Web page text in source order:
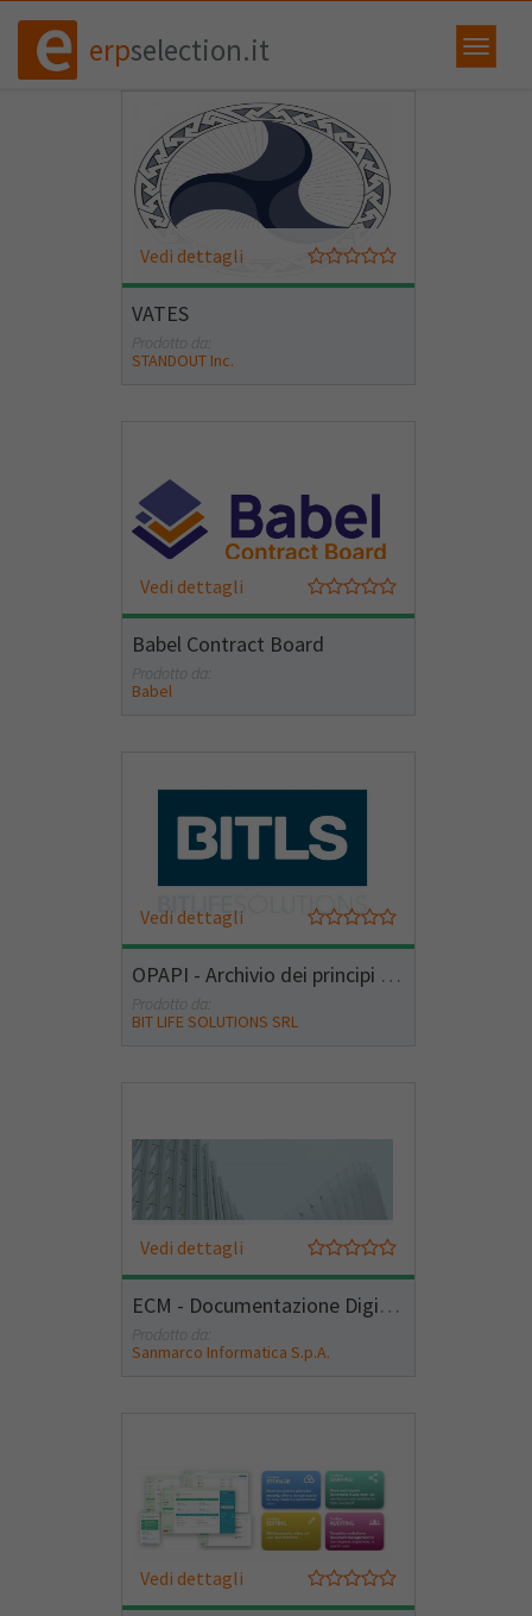
erpselection.it
Vedi dettagli
VATES
Prodotto da:
STANDOUT Inc.
Vedi dettagli
Babel Contract Board
Prodotto da:
Babel
Vedi dettagli
OPAPI - Archivio dei principi attivi farmaceutici
Prodotto da:
BIT LIFE SOLUTIONS SRL
Vedi dettagli
ECM - Documentazione Digitale
Prodotto da:
Sanmarco Informatica S.p.A.
Vedi dettagli